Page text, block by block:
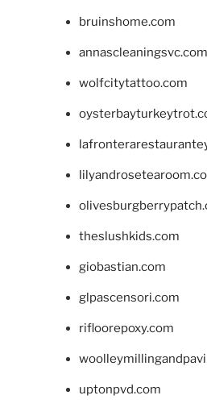
bruinshome.com
annascleaningsvc.com
wolfcitytattoo.com
theslushkids.com
giobastian.com
glpascensori.com
rifloorepoxy.com
uptonpvd.com